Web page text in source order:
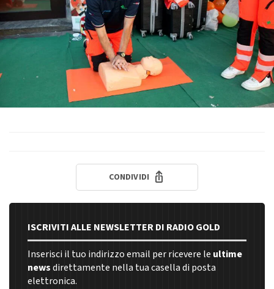
CONDIVIDI
ISCRIVITI ALLE NEWSLETTER DI RADIO GOLD
Inserisci il tuo indirizzo email per ricevere le ultime
newsdirettamente nella tua casella di posta
elettronica.